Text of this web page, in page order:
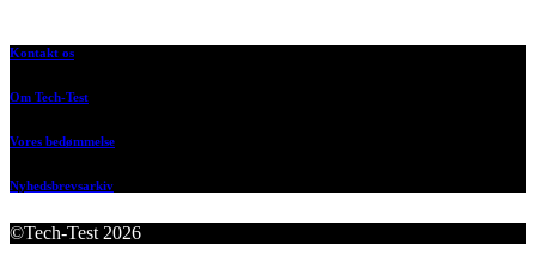
Kontakt os
Om Tech-Test
Vores bedømmelse
Nyhedsbrevsarkiv
©Tech-Test 2026